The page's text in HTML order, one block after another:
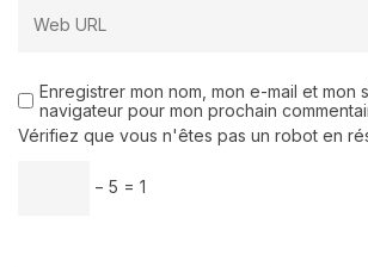
Enregistrer mon nom, mon e-mail et mon
navigateur pour mon prochain
Vérifiez que vous n'êtes pas un robot en
− 5 = 1